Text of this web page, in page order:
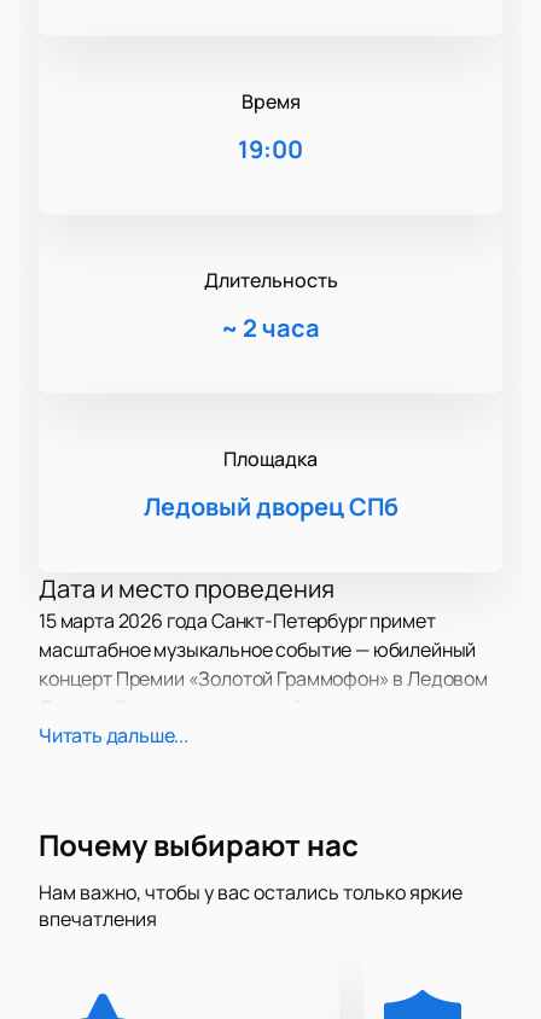
Время
19:00
Длительность
~ 2 часа
Площадка
Ледовый дворец СПб
Дата и место проведения
15 марта 2026 года Санкт-Петербург примет
масштабное музыкальное событие — юбилейный
концерт Премии «Золотой Граммофон» в Ледовом
самые известные артисты страны.
Премия «Золотой Граммофон» уже 30 лет собирает
поклонников российской музыки и устраивает
яркое шоу. За это время «Русское Радио» вручило
артистам сотни наград за популярные композиции.
хитов, которые полюбились миллионам.
Читать дальше...
Почему выбирают нас
Нам важно, чтобы у вас остались только яркие
впечатления